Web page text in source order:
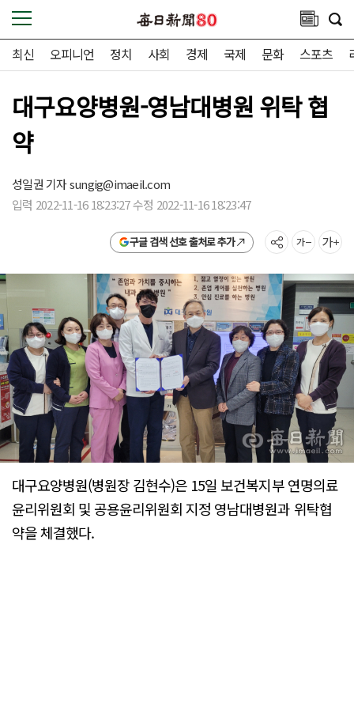
최신 오피니언 정치 사회 경제 국제 문화 스포츠
대구요양병원-영남대병원 위탁 협
약
성일권 기자sungig@imaeil.com
입력 2022-11-16 18:23:27 수정 2022-11-16 18:23:47
구글 검색 선호 출처로 추가
대구요양병원(병원장 김현수)은 15일 보건복지부 연명의료
윤리위원회 및 공용윤리위원회 지정 영남대병원과 위탁협
약을 체결했다.